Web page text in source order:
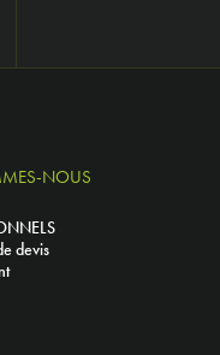
NOUS
devis